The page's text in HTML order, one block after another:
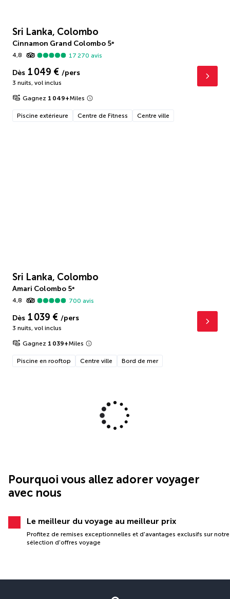
Sri Lanka, Colombo
Cinnamon Grand Colombo 5*
4,8
17 270 avis
Dès 1 049 € /pers
3 nuits, vol inclus
Gagnez 1 049+Miles
Piscine extérieure Centre de Fitness Centre ville
Sri Lanka, Colombo
Amari Colombo 5*
4,8
700 avis
Dès 1 039 € /pers
3 nuits, vol inclus
Gagnez 1 039+Miles
Piscine en rooftop Centre ville Bord de mer
Pourquoi vous allez adorer voyager
avec nous
Le meilleur du voyage au meilleur prix
Profitez de remises exceptionnelles et d'avantages exclusifs sur notre
sélection d'offres voyage